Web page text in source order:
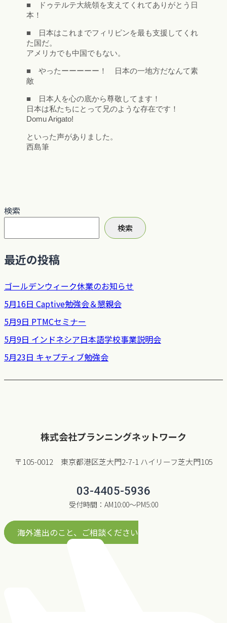
■ ドゥテルテ大統領を支えてくれてありがとう日
本！
■ 日本はこれまでフィリピンを最も支援してくれ
た国だ。
アメリカでも中国でもない。
■ やったーーーーー！ 日本の一地方だなんて素
敵
■ 日本人を心の底から尊敬してます！
日本は私たちにとって兄のような存在です！
Domu Arigato!
といった声がありました。
西島筆
検索
検索
最近の投稿
ゴールデンウィーク休業のお知らせ
5月16日 Captive勉強会＆懇親会
5月9日 PTMCセミナー
5月9日 インドネシア日本語学校事業説明会
5月23日 キャプティブ勉強会
株式会社プランニングネットワーク
〒105-0012 東京都港区芝大門2-7-1 ハイリーフ芝大門105
03-4405-5936
受付時間：AM10:00〜PM5:00
海外進出のこと、ご相談ください